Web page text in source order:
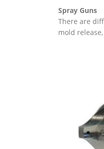
Spray Guns
There are
mold